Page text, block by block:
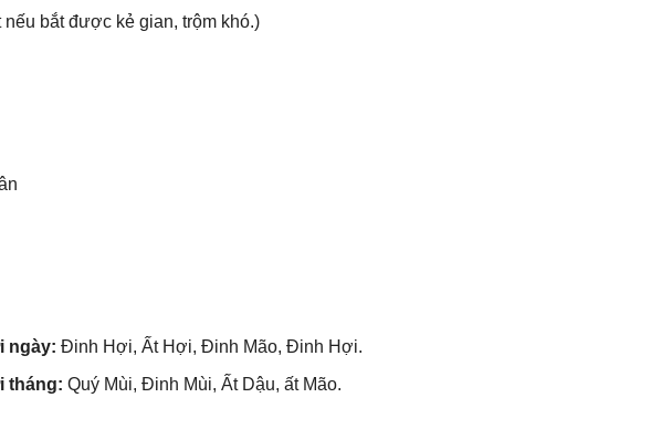
nếu bắt được kẻ ɡian, trộm khó.)
ngày: Đinh Hợi, Ất Hợi, Đinh Mão, Đinh Hợi.
tháng: Quý Mùi, Đinh Mùi, Ất Dậu, ất Mão.